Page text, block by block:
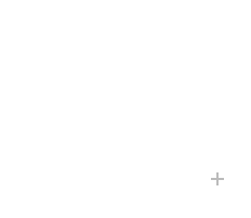
がとうございました(^^) 梱包